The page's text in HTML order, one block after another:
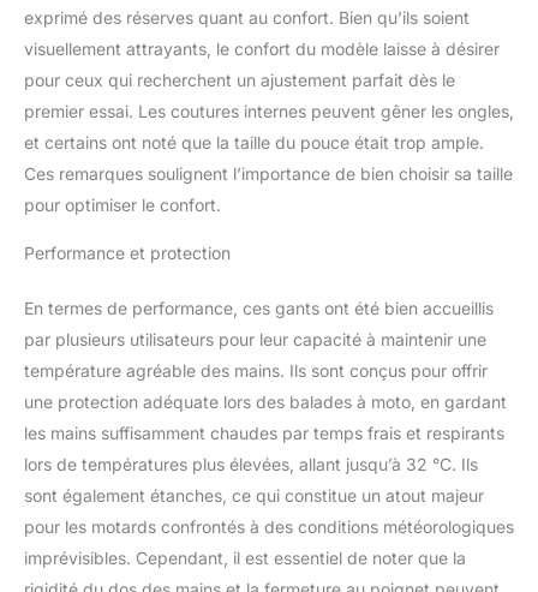
exprimé des réserves quant au confort. Bien qu’ils soient
visuellement attrayants, le confort du modèle laisse à désirer
pour ceux qui recherchent un ajustement parfait dès le
premier essai. Les coutures internes peuvent gêner les ongles,
et certains ont noté que la taille du pouce était trop ample.
Ces remarques soulignent l’importance de bien choisir sa taille
pour optimiser le confort.
Performance et protection
En termes de performance, ces gants ont été bien accueillis
par plusieurs utilisateurs pour leur capacité à maintenir une
température agréable des mains. Ils sont conçus pour offrir
une protection adéquate lors des balades à moto, en gardant
les mains suffisamment chaudes par temps frais et respirants
lors de températures plus élevées, allant jusqu’à 32 °C. Ils
sont également étanches, ce qui constitue un atout majeur
pour les motards confrontés à des conditions météorologiques
imprévisibles. Cependant, il est essentiel de noter que la